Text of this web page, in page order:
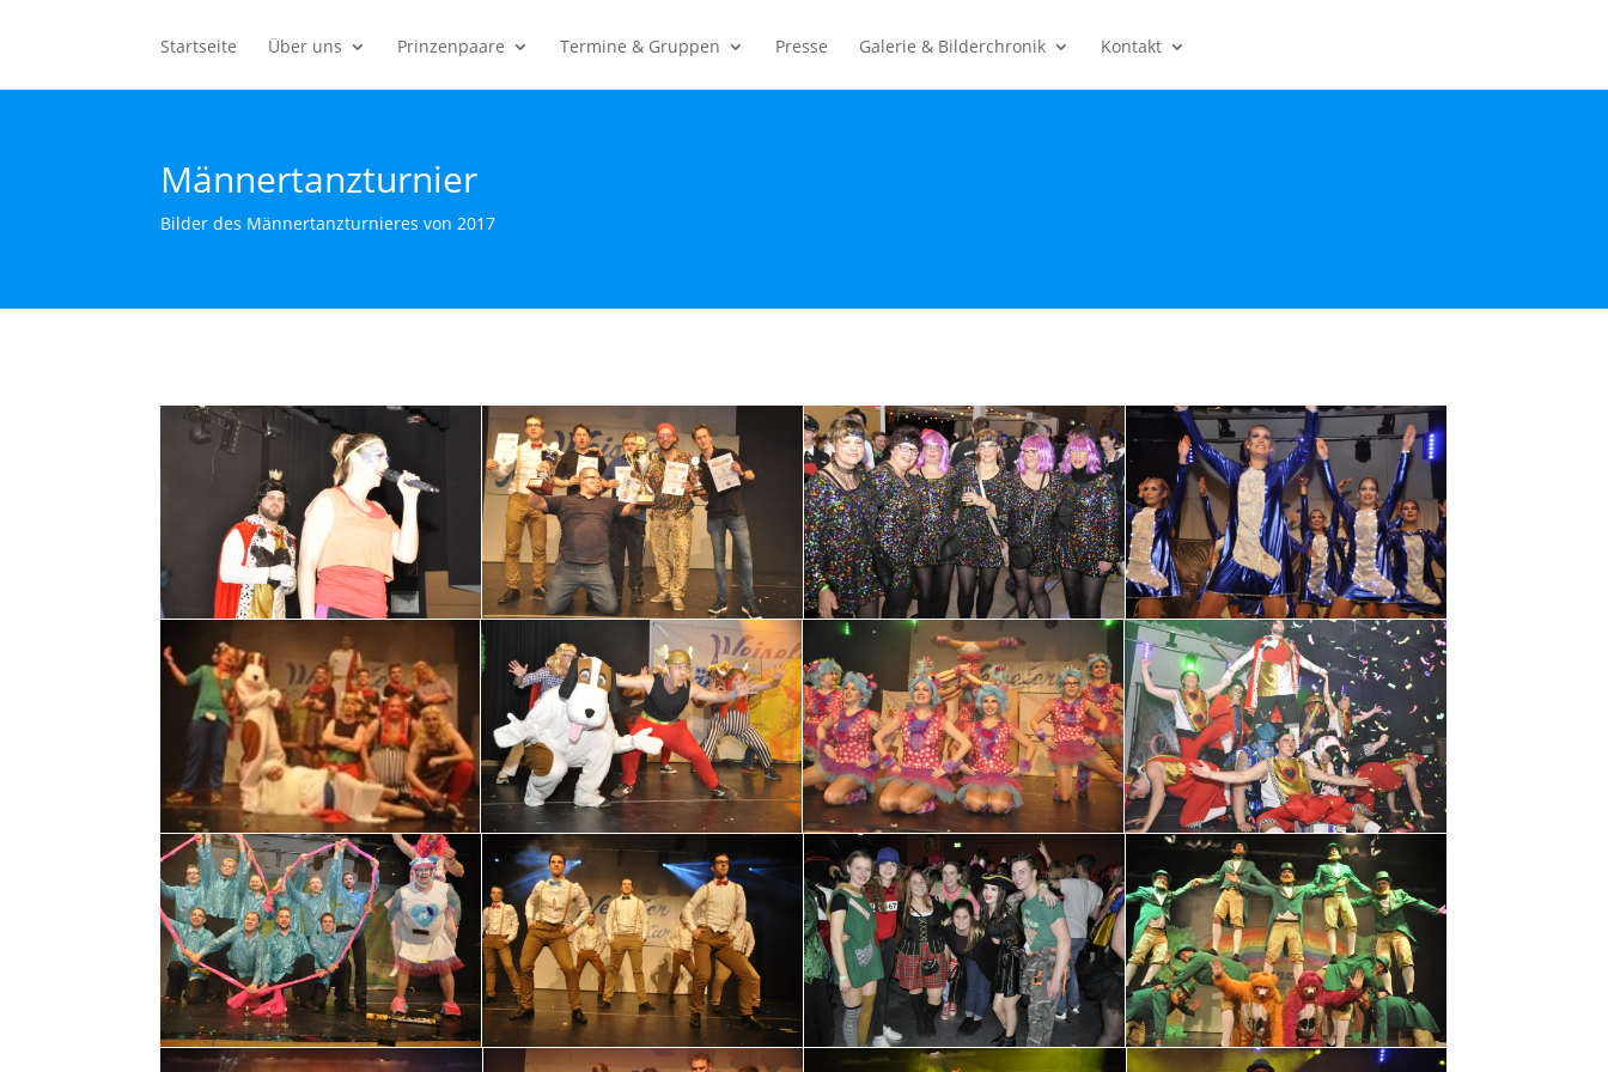
Startseite Über uns Prinzenpaare Termine & Gruppen Presse Galerie & Bilderchronik Kontakt
Männertanzturnier
Bilder des Männertanzturnieres von 2017